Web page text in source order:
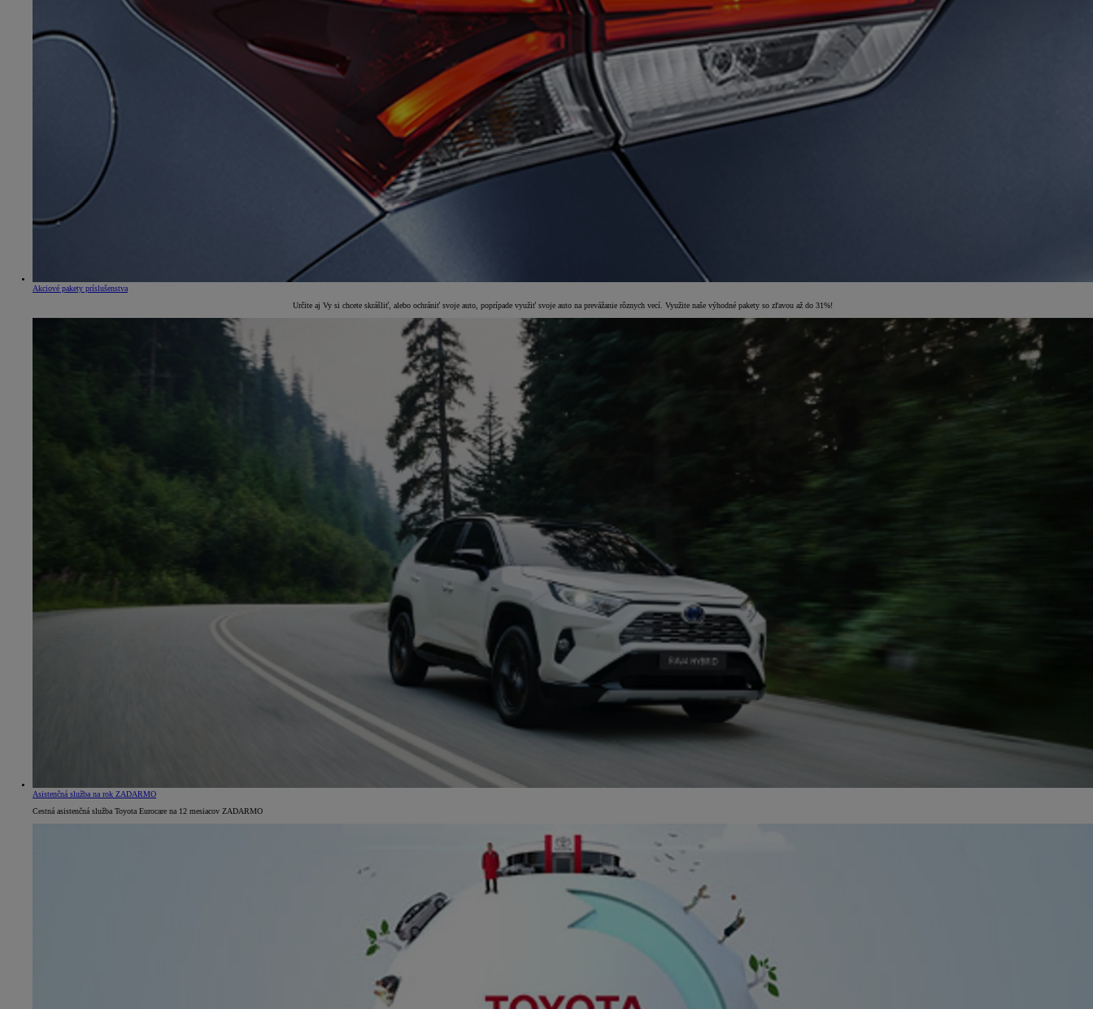
vr. zvýhodnenia1 300 €
a bonusu za výkup800 €
Akciové pakety príslušenstva
Určite aj Vy si chcete skrášliť, alebo ochrániť svoje auto, poprípade využiť svoje auto na prevážanie rôznych vecí. Využite naše výhodné pakety so zľavou až do 31%!
Asistenčná služba na rok ZADARMO
Cestná asistenčná služba Toyota Eurocare na 12 mesiacov ZADARMO